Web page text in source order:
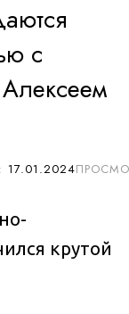
с
17.01.2024
крутой